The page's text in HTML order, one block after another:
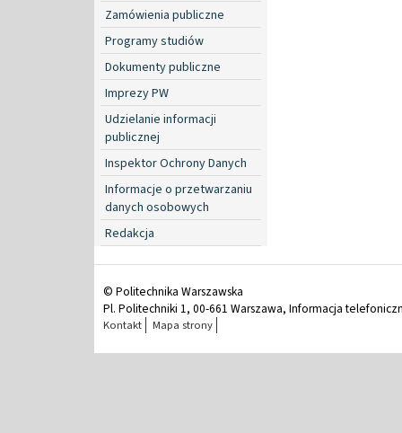
Zamówienia publiczne
Programy studiów
Dokumenty publiczne
Imprezy PW
Udzielanie informacji
publicznej
Inspektor Ochrony Danych
Informacje o przetwarzaniu
danych osobowych
Redakcja
© Politechnika Warszawska
Pl. Politechniki 1, 00-661 Warszawa, Informacja
Kontakt Mapa strony